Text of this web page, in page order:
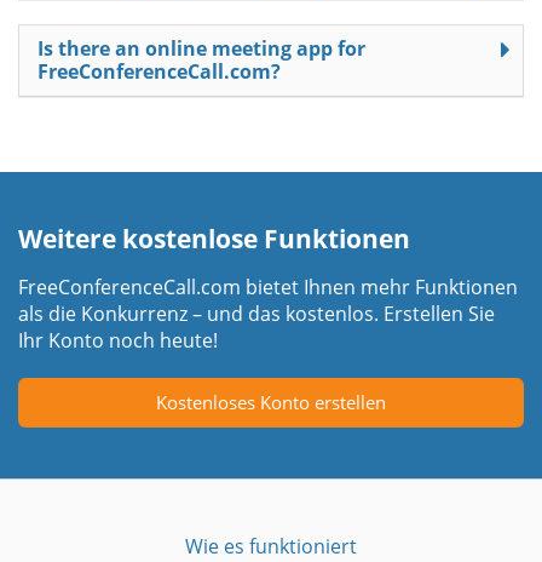
Is there an online meeting app for
FreeConferenceCall.com?
Weitere kostenlose Funktionen
FreeConferenceCall.com bietet Ihnen mehr Funktionen
als die Konkurrenz – und das kostenlos. Erstellen Sie
Ihr Konto noch heute!
Kostenloses Konto erstellen
Wie es funktioniert